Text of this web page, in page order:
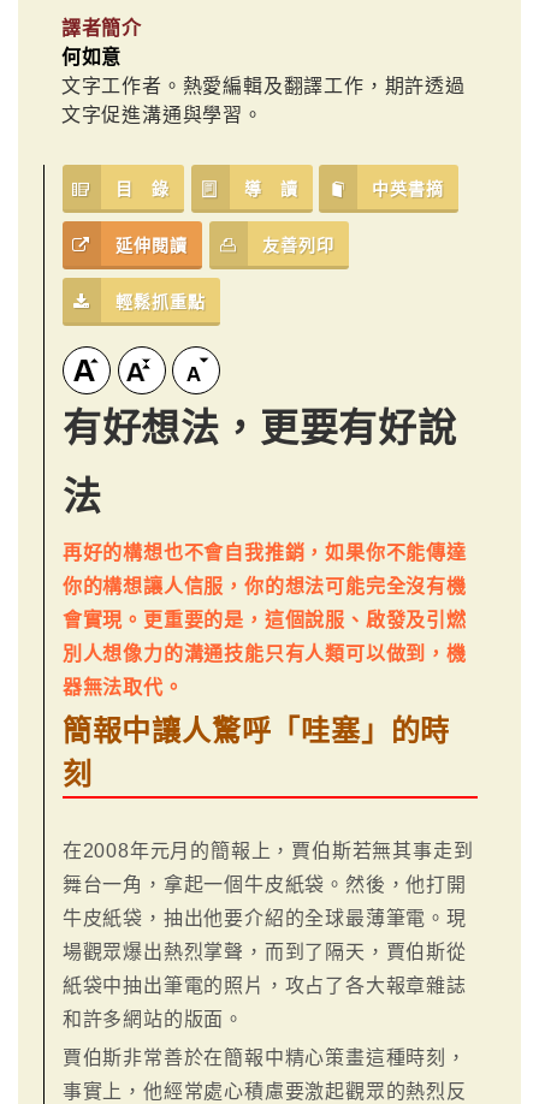
譯者簡介
何如意
文字工作者。熱愛編輯及翻譯工作，期許透過
文字促進溝通與學習。
目 錄 導 讀 中英書摘
延伸閱讀 友善列印
輕鬆抓重點
有好想法，更要有好說
法
再好的構想也不會自我推銷，如果你不能傳達
你的構想讓人信服，你的想法可能完全沒有機
會實現。更重要的是，這個說服、啟發及引燃
別人想像力的溝通技能只有人類可以做到，機
器無法取代。
簡報中讓人驚呼「哇塞」的時
刻
在2008年元月的簡報上，賈伯斯若無其事走到
舞台一角，拿起一個牛皮紙袋。然後，他打開
牛皮紙袋，抽出他要介紹的全球最薄筆電。現
場觀眾爆出熱烈掌聲，而到了隔天，賈伯斯從
紙袋中抽出筆電的照片，攻占了各大報章雜誌
和許多網站的版面。
賈伯斯非常善於在簡報中精心策畫這種時刻，
事實上，他經常處心積慮要激起觀眾的熱烈反